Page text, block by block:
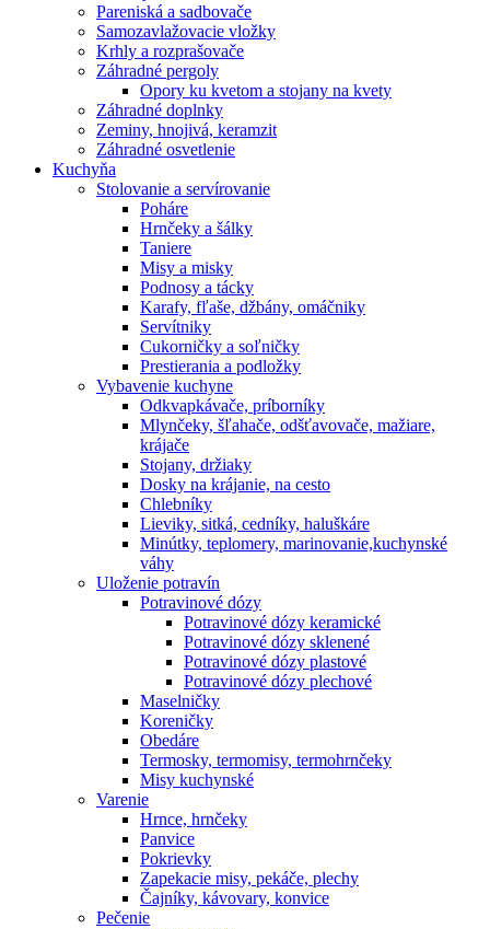
Pareniská a sadbovače
Samozavlažovacie vložky
Krhly a rozprašovače
Záhradné pergoly
Opory ku kvetom a stojany na kvety
Záhradné doplnky
Zeminy, hnojivá, keramzit
Záhradné osvetlenie
Kuchyňa
Stolovanie a servírovanie
Poháre
Hrnčeky a šálky
Taniere
Misy a misky
Podnosy a tácky
Karafy, fľaše, džbány, omáčniky
Servítniky
Cukorničky a soľničky
Prestierania a podložky
Vybavenie kuchyne
Odkvapkávače, príborníky
Mlynčeky, šľahače, odšťavovače, mažiare,
krájače
Stojany, držiaky
Dosky na krájanie, na cesto
Chlebníky
Lieviky, sitká, cedníky, haluškáre
Minútky, teplomery, marinovanie,kuchynské
váhy
Uloženie potravín
Potravinové dózy
Potravinové dózy keramické
Potravinové dózy sklenené
Potravinové dózy plastové
Potravinové dózy plechové
Maselničky
Koreničky
Obedáre
Termosky, termomisy, termohrnčeky
Misy kuchynské
Varenie
Hrnce, hrnčeky
Panvice
Pokrievky
Zapekacie misy, pekáče, plechy
Čajníky, kávovary, konvice
Pečenie